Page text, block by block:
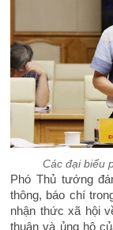
Các đại biểu
Phó Thủ tướng
thông, báo chí
nhận thức xã hội
thuận và ủng hộ